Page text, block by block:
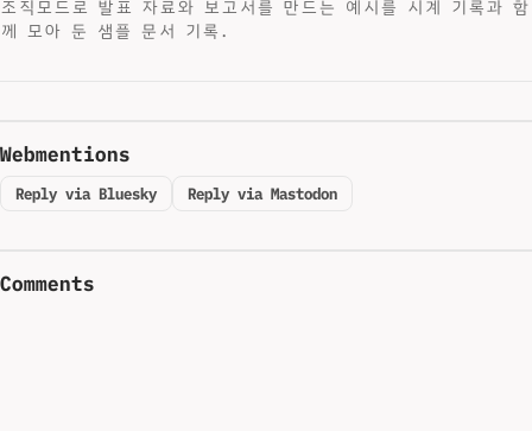
조직모드로 발표 자료와 보고서를 만드는 예시를 시계 기록과 함
께 모아 둔 샘플 문서 기록.
Webmentions
Reply via Bluesky Reply via Mastodon
Comments